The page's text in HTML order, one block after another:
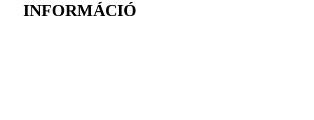
INFORMÁCIÓ